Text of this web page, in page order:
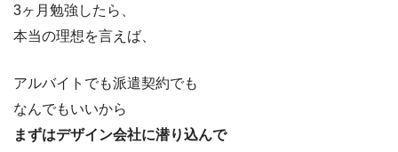
3ヶ月勉強したら、
本当の理想を言えば、
アルバイトでも派遣契約でも
なんでもいいから
まずはデザイン会社に潜り込んで